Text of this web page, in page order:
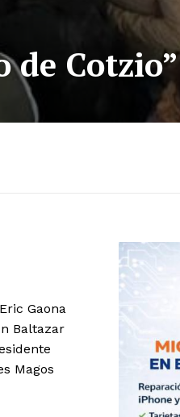
de Cotzio”
Gaona
Baltazar
Magos